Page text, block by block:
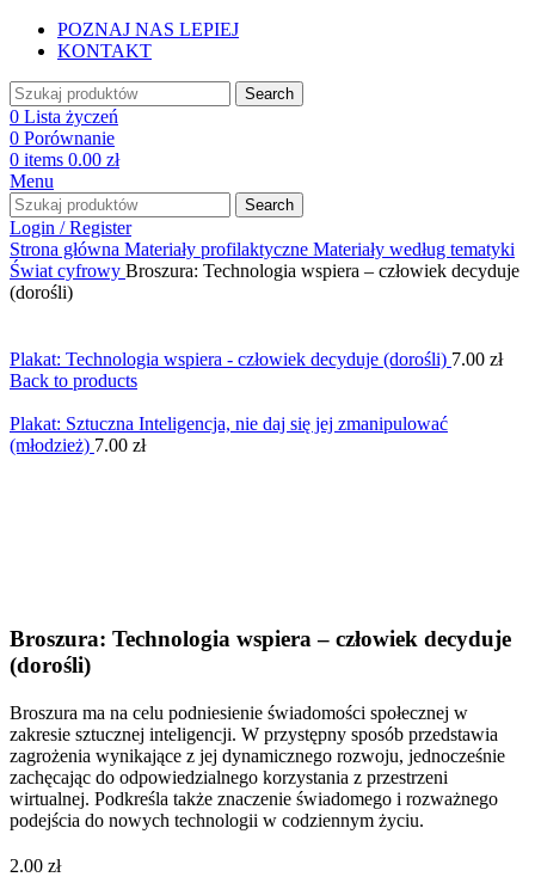
POZNAJ NAS LEPIEJ
KONTAKT
Search
0 Lista życzeń
0 Porównanie
0 items 0.00 zł
Menu
Search
Login / Register
Strona główna Materiały profilaktyczne Materiały według tematyki
Świat cyfrowy Broszura: Technologia wspiera – człowiek decyduje
(dorośli)
Plakat: Technologia wspiera - człowiek decyduje (dorośli) 7.00 zł
Back to products
Plakat: Sztuczna Inteligencja, nie daj się jej zmanipulować
(młodzież) 7.00 zł
Broszura: Technologia wspiera – człowiek decyduje
(dorośli)
Broszura ma na celu podniesienie świadomości społecznej w
zakresie sztucznej inteligencji. W przystępny sposób przedstawia
zagrożenia wynikające z jej dynamicznego rozwoju, jednocześnie
zachęcając do odpowiedzialnego korzystania z przestrzeni
wirtualnej. Podkreśla także znaczenie świadomego i rozważnego
podejścia do nowych technologii w codziennym życiu.
2.00 zł